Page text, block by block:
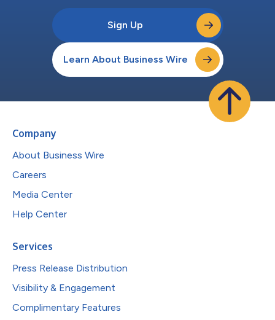
Sign Up
Learn About Business Wire
Company
About Business Wire
Careers
Media Center
Help Center
Services
Press Release Distribution
Visibility & Engagement
Complimentary Features